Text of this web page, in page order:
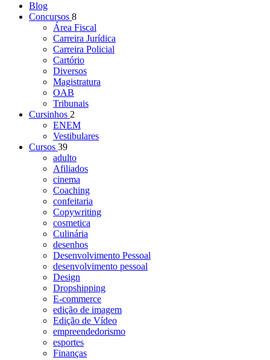
Blog
Concursos 8
Área Fiscal
Carreira Jurídica
Carreira Policial
Cartório
Diversos
Magistratura
OAB
Tribunais
Cursinhos 2
ENEM
Vestibulares
Cursos 39
adulto
Afiliados
cinema
Coaching
confeitaria
Copywriting
cosmetica
Culinária
desenhos
Desenvolvimento Pessoal
desenvolvimento pessoal
Design
Dropshipping
E-commerce
edição de imagem
Edição de Vídeo
empreendedorismo
esportes
Finanças